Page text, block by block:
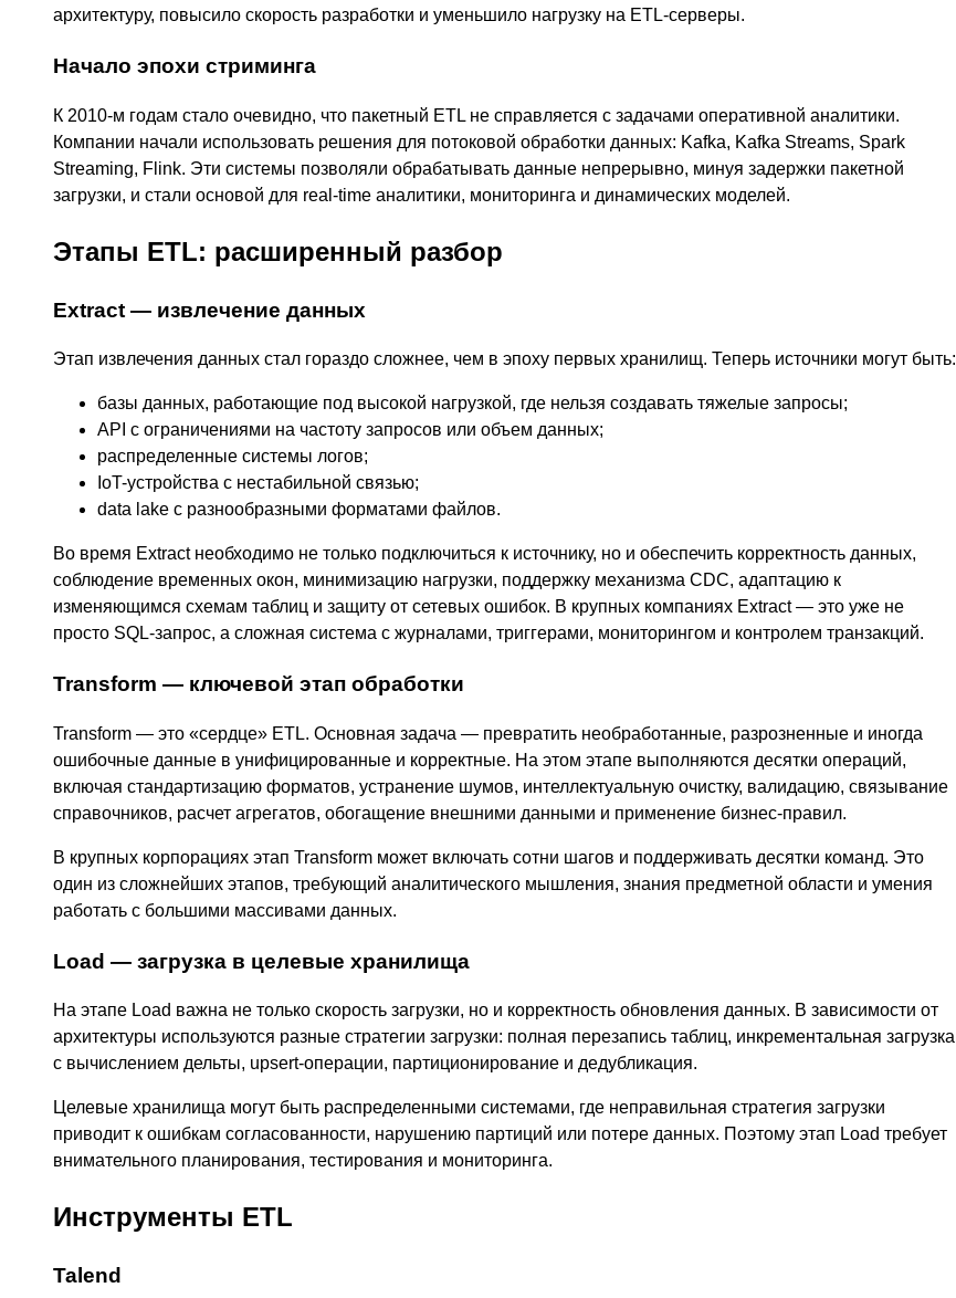
архитектуру, повысило скорость разработки и уменьшило нагрузку на ETL-серверы.
Начало эпохи стриминга
К 2010-м годам стало очевидно, что пакетный ETL не справляется с задачами оперативной аналитики.
Компании начали использовать решения для потоковой обработки данных: Kafka, Kafka Streams, Spark
Streaming, Flink. Эти системы позволяли обрабатывать данные непрерывно, минуя задержки пакетной
загрузки, и стали основой для real-time аналитики, мониторинга и динамических моделей.
Этапы ETL: расширенный разбор
Extract — извлечение данных
Этап извлечения данных стал гораздо сложнее, чем в эпоху первых хранилищ. Теперь источники могут быть:
базы данных, работающие под высокой нагрузкой, где нельзя создавать тяжелые запросы;
API с ограничениями на частоту запросов или объем данных;
распределенные системы логов;
IoT-устройства с нестабильной связью;
data lake с разнообразными форматами файлов.
Во время Extract необходимо не только подключиться к источнику, но и обеспечить корректность данных,
соблюдение временных окон, минимизацию нагрузки, поддержку механизма CDC, адаптацию к
изменяющимся схемам таблиц и защиту от сетевых ошибок. В крупных компаниях Extract — это уже не
просто SQL-запрос, а сложная система с журналами, триггерами, мониторингом и контролем транзакций.
Transform — ключевой этап обработки
Transform — это «сердце» ETL. Основная задача — превратить необработанные, разрозненные и иногда
ошибочные данные в унифицированные и корректные. На этом этапе выполняются десятки операций,
включая стандартизацию форматов, устранение шумов, интеллектуальную очистку, валидацию, связывание
справочников, расчет агрегатов, обогащение внешними данными и применение бизнес-правил.
В крупных корпорациях этап Transform может включать сотни шагов и поддерживать десятки команд. Это
один из сложнейших этапов, требующий аналитического мышления, знания предметной области и умения
работать с большими массивами данных.
Load — загрузка в целевые хранилища
На этапе Load важна не только скорость загрузки, но и корректность обновления данных. В зависимости от
архитектуры используются разные стратегии загрузки: полная перезапись таблиц, инкрементальная загрузка
с вычислением дельты, upsert-операции, партиционирование и дедубликация.
Целевые хранилища могут быть распределенными системами, где неправильная стратегия загрузки
приводит к ошибкам согласованности, нарушению партиций или потере данных. Поэтому этап Load требует
внимательного планирования, тестирования и мониторинга.
Инструменты ETL
Talend